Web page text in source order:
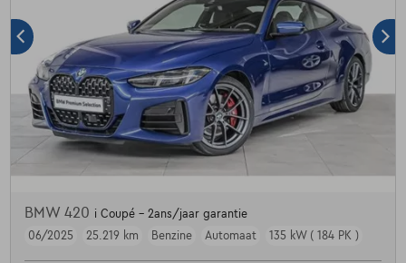
BMW 420 i Coupé - 2ans/jaar garantie
06/2025
25.219 km Benzine Automaat 135 kW ( 184 PK )